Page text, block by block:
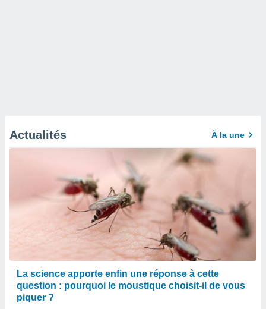
Actualités À la une
La science apporte enfin une réponse à cette
question : pourquoi le moustique choisit-il de vous
piquer ?